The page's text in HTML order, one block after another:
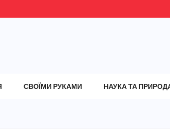
СВОЇМИ РУКАМИ НАУКА ТА